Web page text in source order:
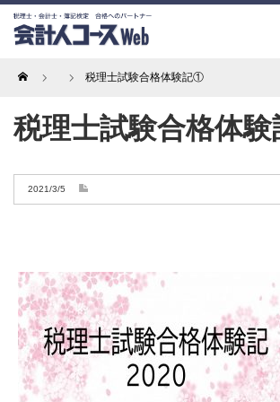
Home 税理士試験合格体験記①
税理士試験合格体
2021/3/5